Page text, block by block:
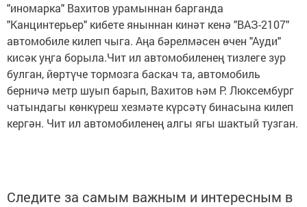
"иномарка" Вахитов урамыннан барганда
"Канцинтерьер" кибете яныннан кинәт кенә "ВАЗ-2107"
автомобиле килеп чыга. Аңа бәрелмәсен өчен "Ауди"
кисәк уңга борыла.Чит ил автомобиленең тизлеге зур
булган, йөртүче тормозга баскач та, автомобиль
берничә метр шуып барып, Вахитов һәм Р. Люксембург
чатындагы көнкүреш хезмәте күрсәтү бинасына килеп
кергән. Чит ил автомобиленең алгы ягы шактый тузган.
Следите за самым важным и интересным в